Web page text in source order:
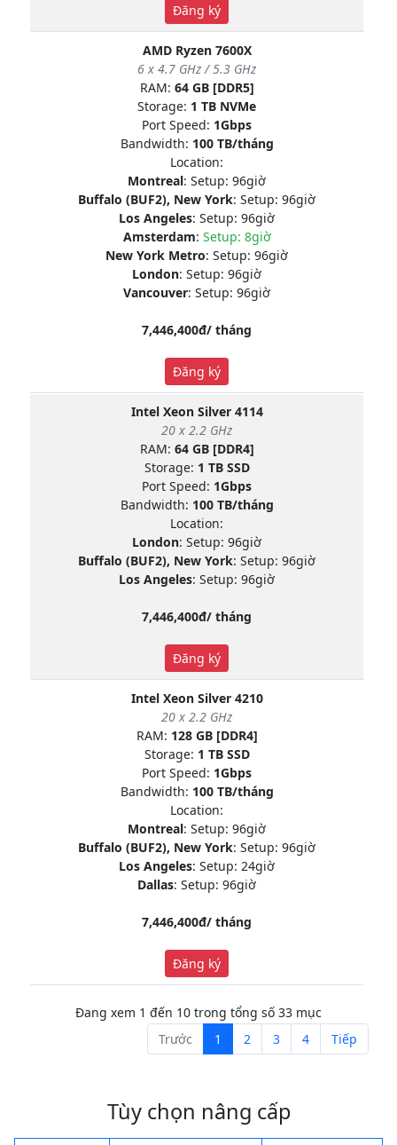
Đăng ký
AMD Ryzen 7600X
6 x 4.7 GHz / 5.3 GHz
RAM: 64 GB [DDR5]
Storage: 1 TB NVMe
Port Speed: 1Gbps
Bandwidth: 100 TB/tháng
Location:
Montreal: Setup: 96giờ
Buffalo (BUF2), New York: Setup: 96giờ
Los Angeles: Setup: 96giờ
Amsterdam: Setup: 8giờ
New York Metro: Setup: 96giờ
London: Setup: 96giờ
Vancouver: Setup: 96giờ
7,446,400đ/ tháng
Đăng ký
Intel Xeon Silver 4114
20 x 2.2 GHz
RAM: 64 GB [DDR4]
Storage: 1 TB SSD
Port Speed: 1Gbps
Bandwidth: 100 TB/tháng
Location:
London: Setup: 96giờ
Buffalo (BUF2), New York: Setup: 96giờ
Los Angeles: Setup: 96giờ
7,446,400đ/ tháng
Đăng ký
Intel Xeon Silver 4210
20 x 2.2 GHz
RAM: 128 GB [DDR4]
Storage: 1 TB SSD
Port Speed: 1Gbps
Bandwidth: 100 TB/tháng
Location:
Montreal: Setup: 96giờ
Buffalo (BUF2), New York: Setup: 96giờ
Los Angeles: Setup: 24giờ
Dallas: Setup: 96giờ
7,446,400đ/ tháng
Đăng ký
Đang xem 1 đến 10 trong tổng số 33 mục
Trước
1 2 3 4 Tiếp
Tùy chọn nâng cấp